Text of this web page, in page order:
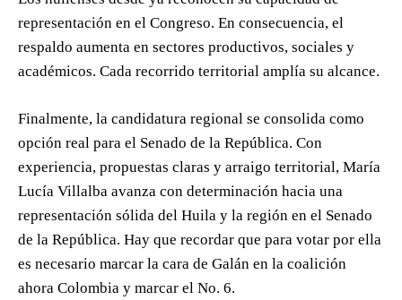
representación en el Congreso. En consecuencia, el
respaldo aumenta en sectores productivos, sociales y
académicos. Cada recorrido territorial amplía su alcance.
Finalmente, la candidatura regional se consolida como
opción real para el Senado de la República. Con
experiencia, propuestas claras y arraigo territorial, María
Lucía Villalba avanza con determinación hacia una
representación sólida del Huila y la región en el Senado
de la República. Hay que recordar que para votar por ella
es necesario marcar la cara de Galán en la coalición
ahora Colombia y marcar el No. 6.